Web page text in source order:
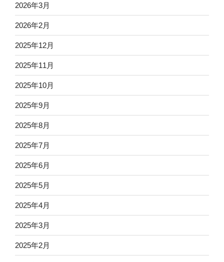
2026年3月
2026年2月
2025年12月
2025年11月
2025年10月
2025年9月
2025年8月
2025年7月
2025年6月
2025年5月
2025年4月
2025年3月
2025年2月